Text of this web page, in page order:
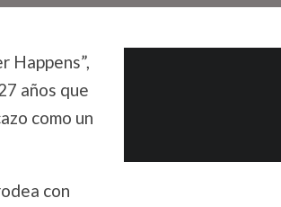
Happens”,
años que
como un
con